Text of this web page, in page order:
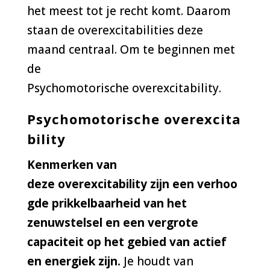
het meest tot je recht komt. Daarom
staan de overexcitabilities deze
maand centraal. Om te beginnen met
de
Psychomotorische overexcitability.
Psychomotorische overexcita
bility
Kenmerken van
deze overexcitability zijn een verhoo
gde prikkelbaarheid van het
zenuwstelsel en een vergrote
capaciteit op het gebied van actief
en energiek zijn. Je houdt van